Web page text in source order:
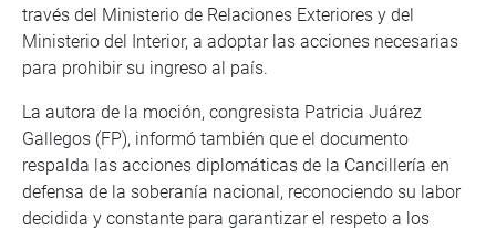
través del Ministerio de Relaciones Exteriores y del
Ministerio del Interior, a adoptar las acciones necesarias
para prohibir su ingreso al país.
La autora de la moción, congresista Patricia Juárez
Gallegos (FP), informó también que el documento
respalda las acciones diplomáticas de la Cancillería en
defensa de la soberanía nacional, reconociendo su labor
decidida y constante para garantizar el respeto a los